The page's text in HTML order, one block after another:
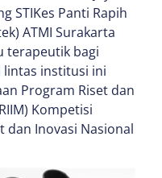
STIKes Panti Rapih
ATMI Surakarta
terapeutik bagi
lintas institusi ini
Program Riset dan
Kompetisi
dan Inovasi Nasional